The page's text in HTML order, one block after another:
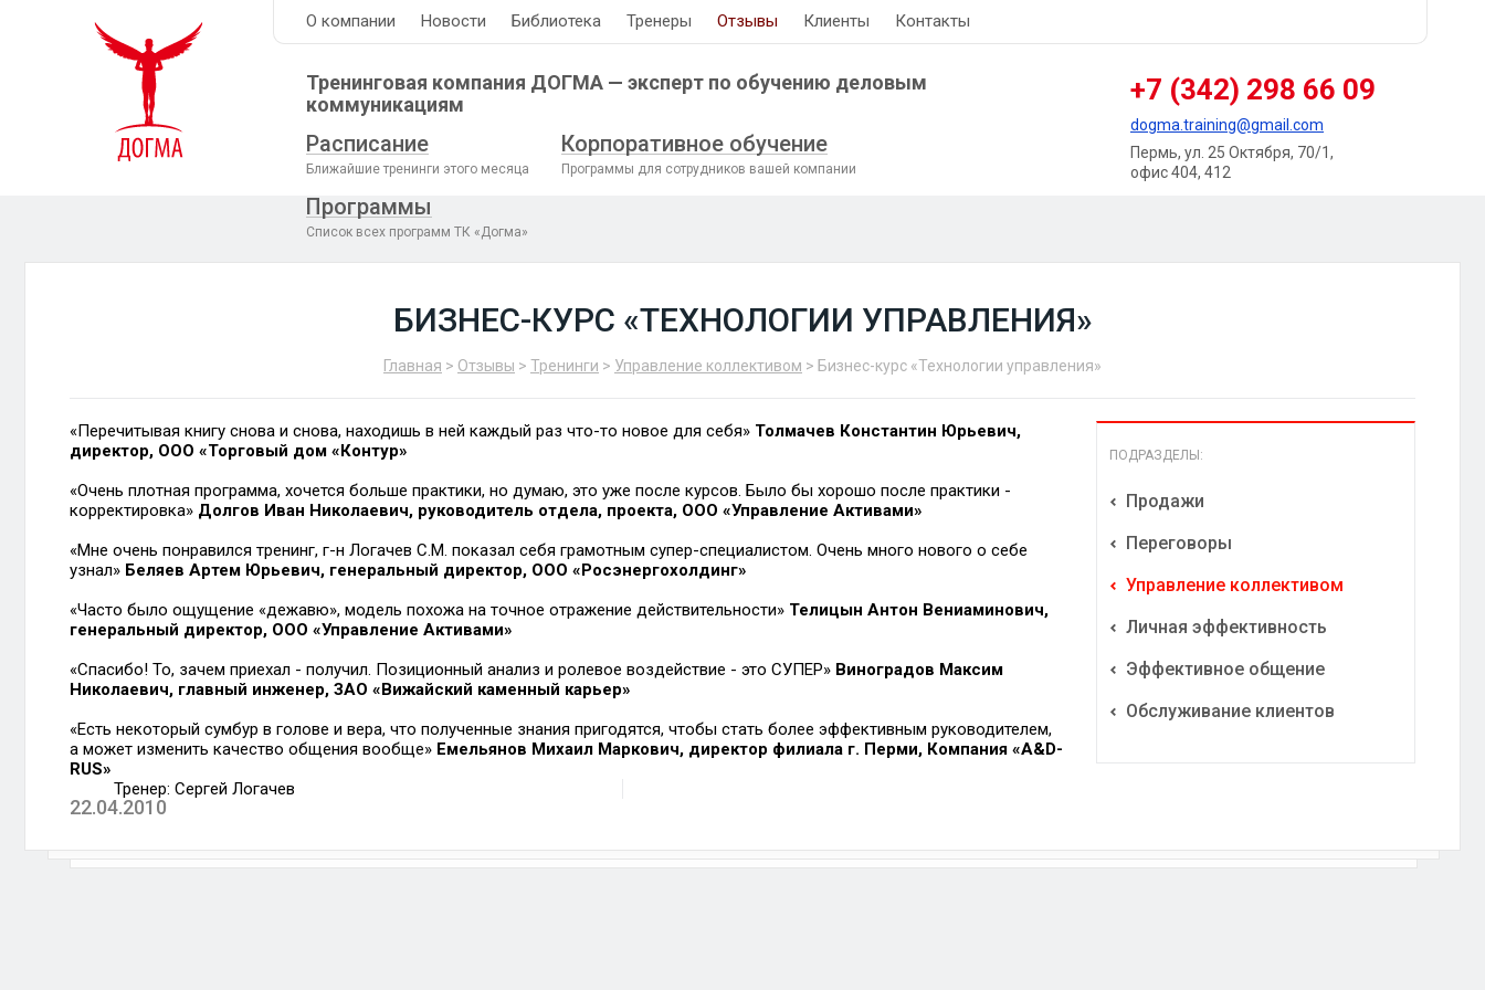
О компании Новости Библиотека Тренеры Отзывы Клиенты Контакты
Тренинговая компания ДОГМА — эксперт по обучению деловым
коммуникациям
+7 (342) 298 66 09
dogma.training@gmail.com
Пермь, ул. 25 Октября, 70/1,
офис 404, 412
Расписание
Ближайшие тренинги этого месяца
Корпоративное обучение
Программы для сотрудников вашей компании
Программы
Список всех программ ТК «Догма»
БИЗНЕС-КУРС «ТЕХНОЛОГИИ УПРАВЛЕНИЯ»
Главная > Отзывы > Тренинги > Управление коллективом > Бизнес-курс «Технологии управления»
«Перечитывая книгу снова и снова, находишь в ней каждый раз что-то новое для себя» Толмачев Константин Юрьевич,
директор, ООО «Торговый дом «Контур»
«Очень плотная программа, хочется больше практики, но думаю, это уже после курсов. Было бы хорошо после практики -
корректировка» Долгов Иван Николаевич, руководитель отдела, проекта, ООО «Управление Активами»
«Мне очень понравился тренинг, г-н Логачев С.М. показал себя грамотным супер-специалистом. Очень много нового о себе
узнал» Беляев Артем Юрьевич, генеральный директор, ООО «Росэнергохолдинг»
«Часто было ощущение «дежавю», модель похожа на точное отражение действительности» Телицын Антон Вениаминович,
генеральный директор, ООО «Управление Активами»
«Спасибо! То, зачем приехал - получил. Позиционный анализ и ролевое воздействие - это СУПЕР» Виноградов Максим
Николаевич, главный инженер, ЗАО «Вижайский каменный карьер»
«Есть некоторый сумбур в голове и вера, что полученные знания пригодятся, чтобы стать более эффективным руководителем,
а может изменить качество общения вообще» Емельянов Михаил Маркович, директор филиала г. Перми, Компания «A&D-
RUS»
Тренер: Сергей Логачев
22.04.2010
ПОДРАЗДЕЛЫ:
Продажи
Переговоры
Управление коллективом
Личная эффективность
Эффективное общение
Обслуживание клиентов